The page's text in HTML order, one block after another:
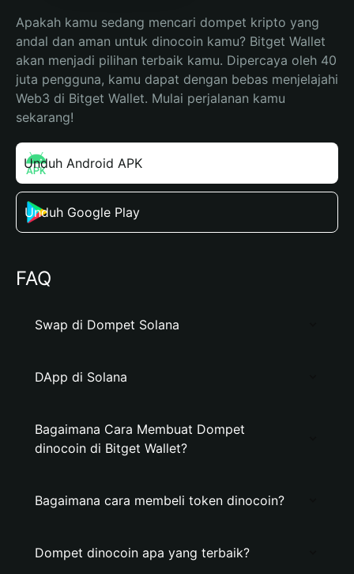
Apakah kamu sedang mencari dompet kripto yang
andal dan aman untuk dinocoin kamu? Bitget Wallet
akan menjadi pilihan terbaik kamu. Dipercaya oleh 40
juta pengguna, kamu dapat dengan bebas menjelajahi
Web3 di Bitget Wallet. Mulai perjalanan kamu
sekarang!
Unduh Android APK
Unduh Google Play
FAQ
Swap di Dompet Solana
DApp di Solana
Bagaimana Cara Membuat Dompet
dinocoin di Bitget Wallet?
Bagaimana cara membeli token dinocoin?
Dompet dinocoin apa yang terbaik?